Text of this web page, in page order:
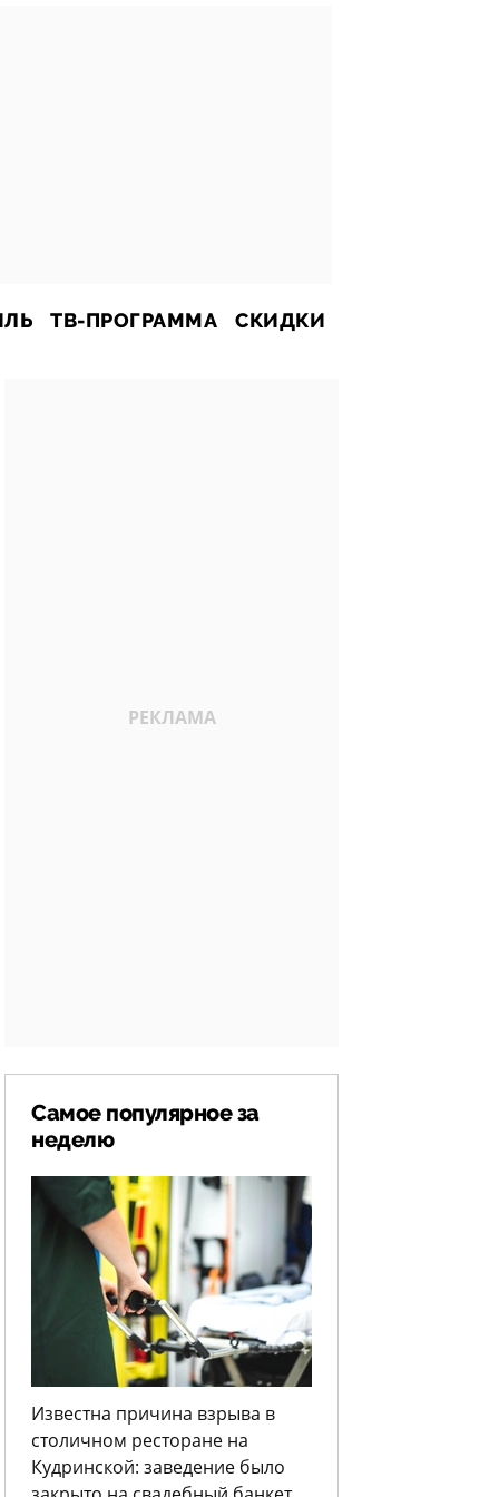
ТВ-ПРОГРАММА СКИДКИ
Самое популярное за
неделю
Известна причина взрыва в
столичном ресторане на
Кудринской: заведение было